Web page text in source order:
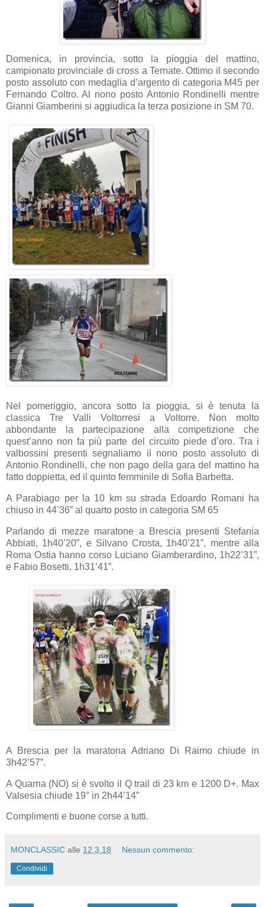
Domenica, in provincia, sotto la pioggia del mattino,
campionato provinciale di cross a Ternate. Ottimo il secondo
posto assoluto con medaglia d’argento di categoria M45 per
Fernando Coltro. Al nono posto Antonio Rondinelli mentre
Gianni Giamberini si aggiudica la terza posizione in SM 70.
Nel pomeriggio, ancora sotto la pioggia, si è tenuta la
classica Tre Valli Voltorresi a Voltorre. Non molto
abbondante la partecipazione alla competizione che
quest’anno non fa più parte del circuito piede d’oro. Tra i
valbossini presenti segnaliamo il nono posto assoluto di
Antonio Rondinelli, che non pago della gara del mattino ha
fatto doppietta, ed il quinto femminile di Sofia Barbetta.
A Parabiago per la 10 km su strada Edoardo Romani ha
chiuso in 44’36” al quarto posto in categoria SM 65
Parlando di mezze maratone a Brescia presenti Stefania
Abbiati, 1h40’20”, e Silvano Crosta, 1h40’21”, mentre alla
Roma Ostia hanno corso Luciano Giamberardino, 1h22’31”,
e Fabio Bosetti, 1h31’41”.
A Brescia per la maratona Adriano Di Raimo chiude in
3h42’57”.
A Quarna (NO) si è svolto il Q trail di 23 km e 1200 D+. Max
Valsesia chiude 19° in 2h44’14”
Complimenti e buone corse a tutti.
MONCLASSIC alle 12.3.18 Nessun commento:
Condividi